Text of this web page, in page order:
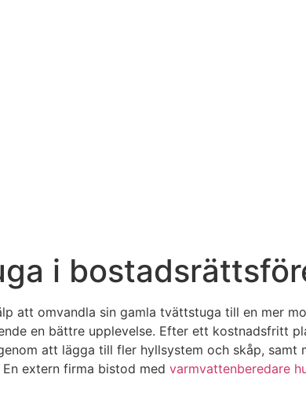
i
att omvandla sin gamla tvättstuga till en mer
en bättre upplevelse. Efter ett kostnadsfritt
att lägga till fler hyllsystem och skåp, samt
extern firma bistod med varmvattenberedare